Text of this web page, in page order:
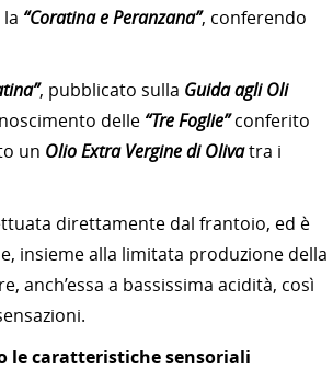
“Coratina e Peranzana”, conferendo
, pubblicato sulla Guida agli Oli
delle “Tre Foglie”conferito
un Olio Extra Vergine di Olivatra i
direttamente dal frantoio, ed è
insieme alla limitata produzione della
anch’essa a bassissima acidità, così
le caratteristiche sensoriali